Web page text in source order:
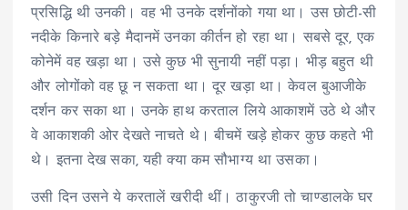
प्रसिद्धि थी उनकी। वह भी उनके दर्शनोंको गया था। उस छोटी-सी
नदीके किनारे बड़े मैदानमें उनका कीर्तन हो रहा था। सबसे दूर, एक
कोनेमें वह खड़ा था। उसे कुछ भी सुनायी नहीं पड़ा। भीड़ बहुत थी
और लोगोंको वह छू न सकता था। दूर खड़ा था। केवल बुआजीके
दर्शन कर सका था। उनके हाथ करताल लिये आकाशमें उठे थे और
वे आकाशकी ओर देखते नाचते थे। बीचमें खड़े होकर कुछ कहते भी
थे। इतना देख सका, यही क्या कम सौभाग्य था उसका।
उसी दिन उसने ये करतालें खरीदी थीं। ठाकुरजी तो चाण्डालके घर